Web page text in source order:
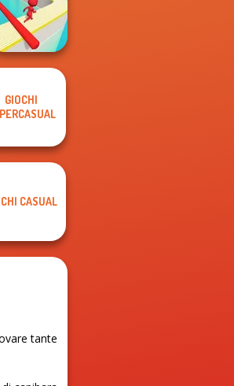
Fun Race 3D
GIOCHI
CASUAL
tante